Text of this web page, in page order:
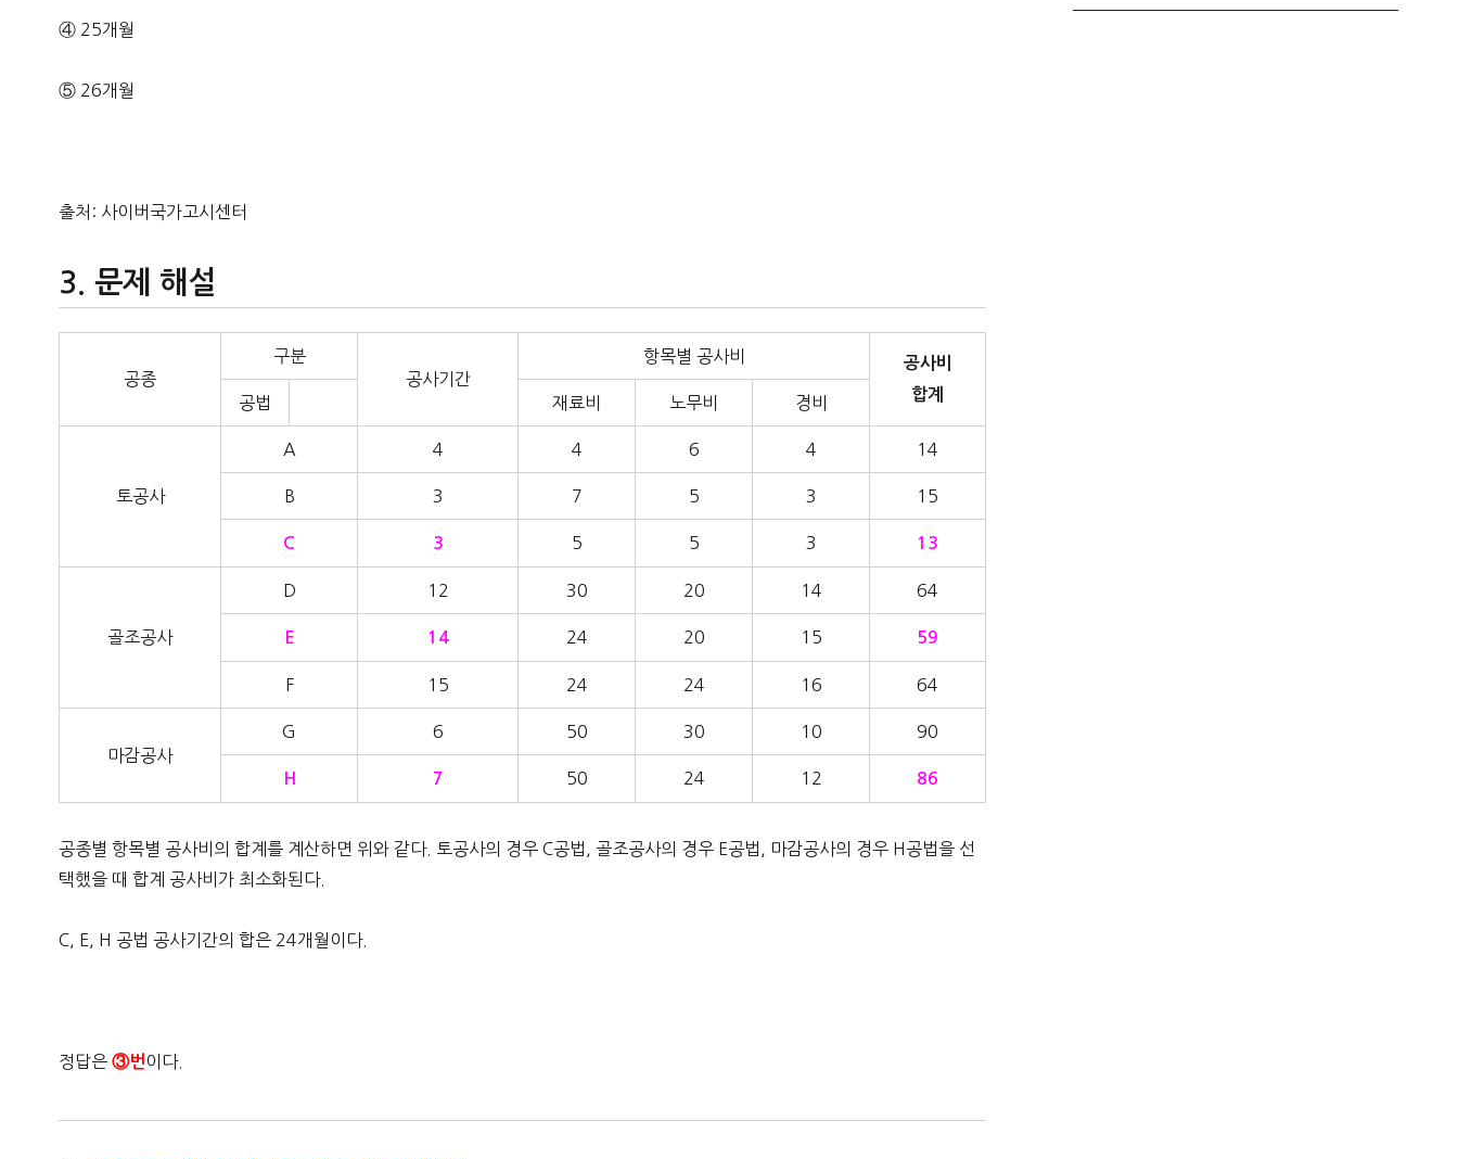
④ 25개월
⑤ 26개월
출처: 사이버국가고시센터
문제 해설
공종
구분
공사기간
항목별 공사비
공사비
합계
공법 재료비 노무비 경비
토공사
A 4 4 6 4 14
B 3 7 5 3 15
C 3 5 5 3 13
골조공사
D 12 30 20 14 64
E 14 24 20 15 59
F 15 24 24 16 64
마감공사
G 6 50 30 10 90
H 7 50 24 12 86
공종별 항목별 공사비의 합계를 계산하면 위와 같다. 토공사의 경우 C공법, 골조공사의 경우 E공법, 마감공사의 경우 H공법을 선
택했을 때 합계 공사비가 최소화된다.
C, E, H 공법 공사기간의 합은 24개월이다.
정답은③번 이다.